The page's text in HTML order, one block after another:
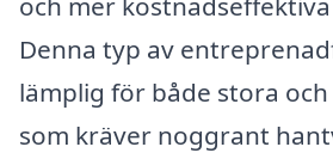
Denna typ av
lämplig för både stora
som kräver noggrant